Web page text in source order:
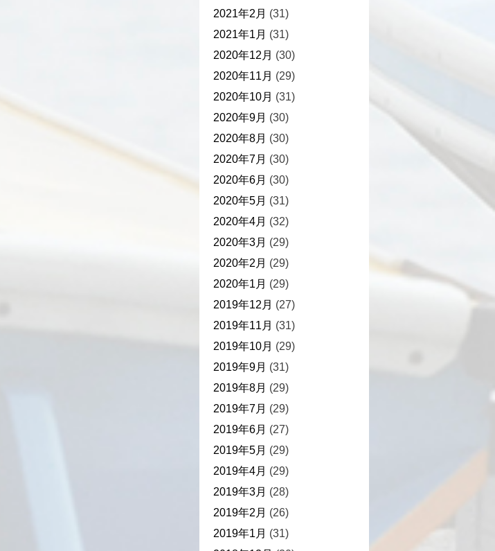
2021年2月 (31)
2021年1月 (31)
2020年12月 (30)
2020年11月 (29)
2020年10月 (31)
2020年9月 (30)
2020年8月 (30)
2020年7月 (30)
2020年6月 (30)
2020年5月 (31)
2020年4月 (32)
2020年3月 (29)
2020年2月 (29)
2020年1月 (29)
2019年12月 (27)
2019年11月 (31)
2019年10月 (29)
2019年9月 (31)
2019年8月 (29)
2019年7月 (29)
2019年6月 (27)
2019年5月 (29)
2019年4月 (29)
2019年3月 (28)
2019年2月 (26)
2019年1月 (31)